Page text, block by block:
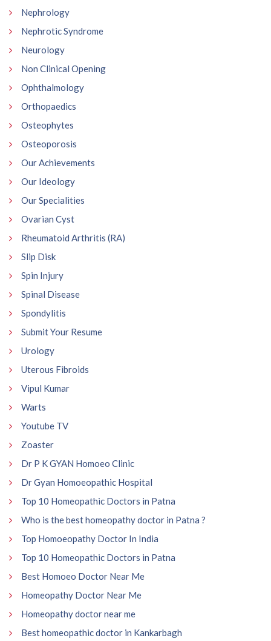
Nephrology
Nephrotic Syndrome
Neurology
Non Clinical Opening
Ophthalmology
Orthopaedics
Osteophytes
Osteoporosis
Our Achievements
Our Ideology
Our Specialities
Ovarian Cyst
Rheumatoid Arthritis (RA)
Slip Disk
Spin Injury
Spinal Disease
Spondylitis
Submit Your Resume
Urology
Uterous Fibroids
Vipul Kumar
Warts
Youtube TV
Zoaster
Dr P K GYAN Homoeo Clinic
Dr Gyan Homoeopathic Hospital
Top 10 Homeopathic Doctors in Patna
Who is the best homeopathy doctor in Patna ?
Top Homoeopathy Doctor In India
Top 10 Homeopathic Doctors in Patna
Best Homoeo Doctor Near Me
Homeopathy Doctor Near Me
Homeopathy doctor near me
Best homeopathic doctor in Kankarbagh